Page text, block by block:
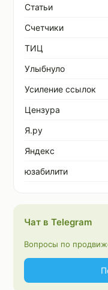
Статьи
Счетчики
ТИЦ
Улыбнуло
Усиление ссылок
Цензура
Я.ру
Яндекс
юзабилити
Чат в Telegram
Вопросы по